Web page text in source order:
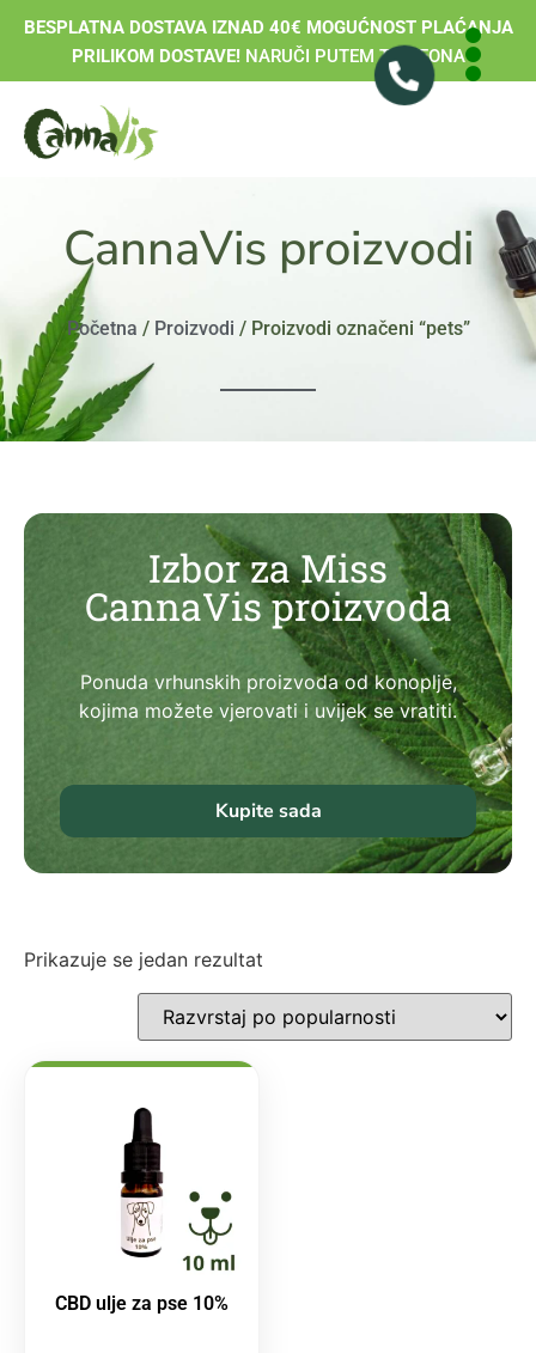
BESPLATNA DOSTAVA IZNAD 40€ MOGUĆNOST PLAĆANJA
PRILIKOM DOSTAVE!NARUČI PUTEM TELEFONA
CannaVis proizvodi
Početna / Proizvodi / Proizvodi označeni “pets”
Izbor za Miss
CannaVis proizvoda
Ponuda vrhunskih proizvoda od konoplje,
kojima možete vjerovati i uvijek se vratiti.
Kupite sada
Prikazuje se jedan rezultat
CBD ulje za pse 10%